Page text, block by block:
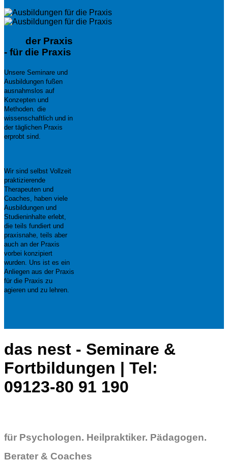
der Praxis
- für die Praxis
Unsere Seminare und
Ausbildungen fußen
ausnahmslos auf
Konzepten und
Methoden. die
wissenschaftlich und in
der täglichen Praxis
erprobt sind.
Wir sind selbst Vollzeit
praktizierende
Therapeuten und
Coaches, haben viele
Ausbildungen und
Studieninhalte erlebt,
die teils fundiert und
praxisnahe, teils aber
auch an der Praxis
vorbei konzipiert
wurden. Uns ist es ein
Anliegen aus der Praxis
für die Praxis zu
agieren und zu lehren.
das nest - Seminare &
Fortbildungen | Tel:
09123-80 91 190
für Psychologen. Heilpraktiker. Pädagogen.
Berater & Coaches